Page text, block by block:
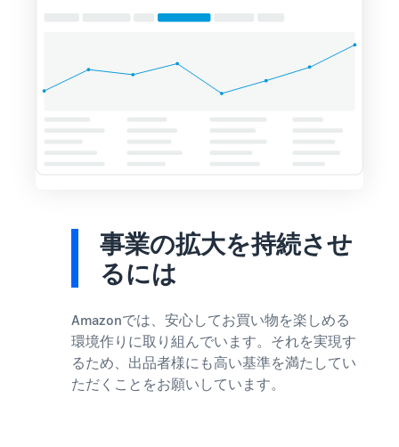
事業の拡大を持続させ
るには
Amazonでは、安心してお買い物を楽しめる
環境作りに取り組んでいます。それを実現す
るため、出品者様にも高い基準を満たしてい
ただくことをお願いしています。